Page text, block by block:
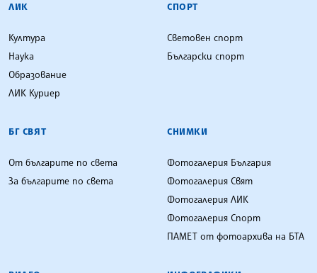
ЛИК
Култура
Наука
Образование
ЛИК Куриер
СПОРТ
Световен спорт
Български спорт
БГ СВЯТ
От българите по света
За българите по света
СНИМКИ
Фотогалерия България
Фотогалерия Свят
Фотогалерия ЛИК
Фотогалерия Спорт
ПАМЕТ от фотоархива на БТА